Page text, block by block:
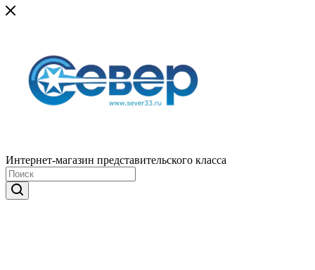
Интернет-магазин представительского класса